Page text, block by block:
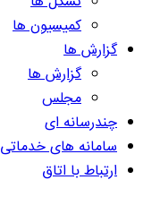
کمیسیون ها
گزارش ها
گزارش ها
مجلس
چندرسانه ای
سامانه های خدماتی
ارتباط با اتاق